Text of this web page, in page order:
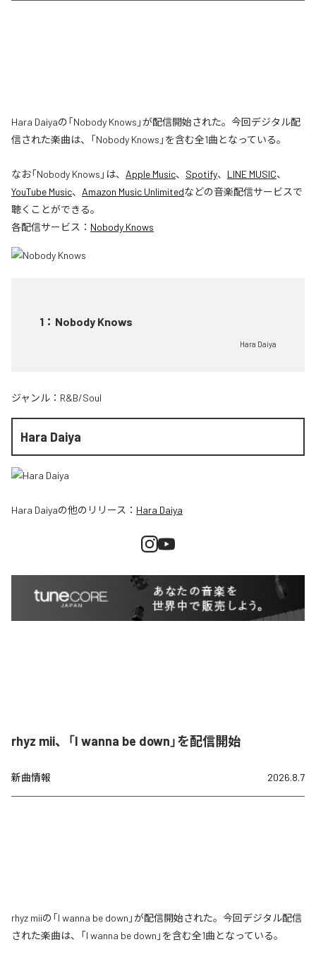
Hara Daiyaの「Nobody Knows」が配信開始された。今回デジタル配
信された楽曲は、「Nobody Knows」を含む全1曲となっている。
なお「Nobody Knows 」は、 Apple Music、 Spotify、 LINE MUSIC、
YouTube Music、 Amazon Music Unlimitedなどの音楽配信サービスで
聴くことができる。
各配信サービス： Nobody Knows
1 ： Nobody Knows
Hara Daiya
ジャンル： R&B/Soul
Hara Daiya
Hara Daiyaの他のリリース： Hara Daiya
rhyz mii、「I wanna be down」を配信開始
新曲情報 2026.8.7
rhyz miiの「I wanna be down」が配信開始された。今回デジタル配信
された楽曲は、「I wanna be down」を含む全1曲となっている。